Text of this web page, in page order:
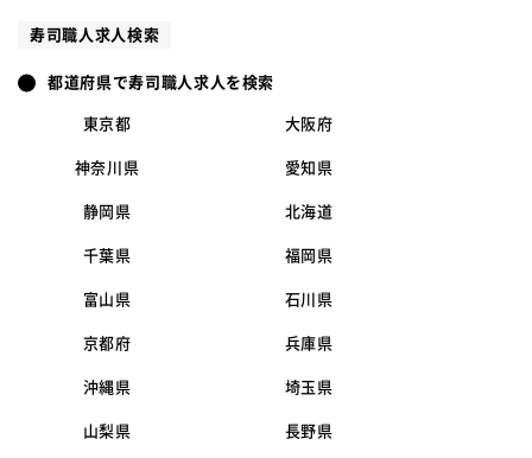
寿司職人求人検索
都道府県で寿司職人求人を検索
東京都 大阪府
神奈川県 愛知県
静岡県 北海道
千葉県 福岡県
富山県 石川県
京都府 兵庫県
沖縄県 埼玉県
山梨県 長野県